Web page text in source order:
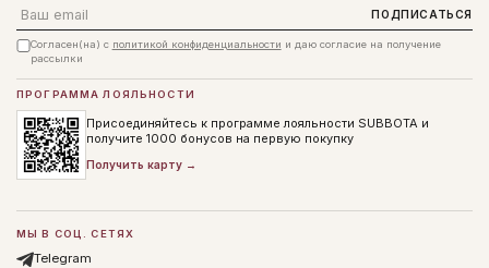
Email ПОДПИСАТЬСЯ
Согласен(на) с политикой конфиденциальности и даю согласие на получение
рассылки
ПРОГРАММА ЛОЯЛЬНОСТИ
Присоединяйтесь к программе лояльности SUBBOTA и
получите 1000 бонусов на первую покупку
Получить карту →
МЫ В СОЦ. СЕТЯХ
Telegram